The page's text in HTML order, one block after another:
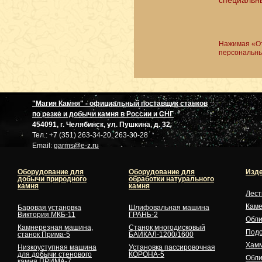
Нажимая
"Магия Камня" - официальный поставщик станков
по резке и добычи камня в России и СНГ
454091, г. Челябинск, ул. Пушкина, д. 32
Тел.: +7 (351) 263-34-20, 263-30-28
Email: garms@e-z.ru
Оборудование для
добычи природного
камня
Баровая установка
Виктория МКБ-11
Камнерезная машина,
станок Прима-5
Низкоуступная машина
для добычи стенового
Оборудование для
обработки натурального
камня
Шлифовальная машина
ГРАНЬ-2
Станок многодисковый
БАЙКАЛ-1200/1600
Установка пассировочная
КОРОНА-5